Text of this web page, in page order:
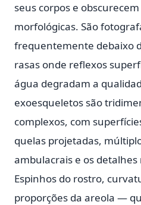
seus corpos e
morfológicas. São
frequentemente debaixo
rasas onde reflexos
água degradam a
exoesqueletos são
complexos, com
quelas projetadas,
ambulacrais e os
Espinhos do rostro,
proporções da areola —